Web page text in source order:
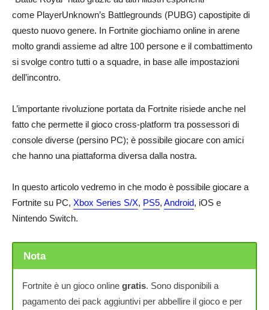
come PlayerUnknown’s Battlegrounds (PUBG) capostipite di
questo nuovo genere. In Fortnite giochiamo online in arene
molto grandi assieme ad altre 100 persone e il combattimento
si svolge contro tutti o a squadre, in base alle impostazioni
dell’incontro.
L’importante rivoluzione portata da Fortnite risiede anche nel
fatto che permette il gioco cross-platform tra possessori di
console diverse (persino PC); è possibile giocare con amici
che hanno una piattaforma diversa dalla nostra.
In questo articolo vedremo in che modo è possibile giocare a
Fortnite su PC, Xbox Series S/X, PS5, Android, iOS e
Nintendo Switch.
Nota
Fortnite è un gioco online gratis. Sono disponibili a
pagamento dei pack aggiuntivi per abbellire il gioco e per